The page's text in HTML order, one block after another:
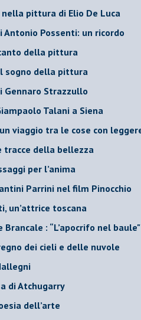
pittura di Elio De Luca
Possenti: un ricordo
della pittura
sogno della pittura
Gennaro Strazzullo
Talani a Siena
viaggio tra le cose con
della bellezza
per l’anima
Parrini nel film Pinocchio
un’attrice toscana
Brancale : “L’apocrifo nel baule"
dei cieli e delle nuvole
di Atchugarry
dell’arte